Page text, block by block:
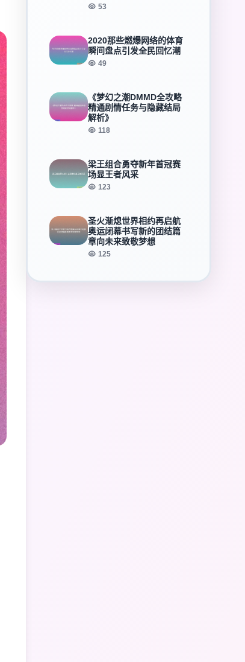
53
2020那些燃爆网络的体育
瞬间盘点引发全民回忆潮
49
《梦幻之潮DMMD全攻略
精通剧情任务与隐藏结局
解析》
118
梁王组合勇夺新年首冠赛
场显王者风采
123
圣火渐熄世界相约再启航
奥运闭幕书写新的团结篇
章向未来致敬梦想
125